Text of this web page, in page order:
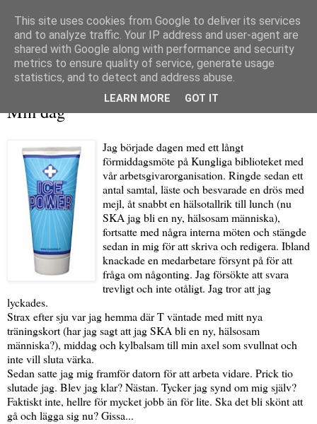
Min dag
Jag började dagen med ett långt
förmiddagsmöte på Kungliga biblioteket med
vår arbetsgivarorganisation. Ringde sedan ett
antal samtal, läste och besvarade en drös med
mejl, åt snabbt en hälsotallrik till lunch (nu
SKA jag bli en ny, hälsosam människa),
fortsatte med några interna möten och stängde
sedan in mig för att skriva och redigera. Ibland
knackade en medarbetare försynt på för att
fråga om någonting. Jag försökte att svara
trevligt och inte otåligt. Jag tror att jag
lyckades.
Strax efter sju var jag hemma där T väntade med mitt nya
träningskort (har jag sagt att jag SKA bli en ny, hälsosam
människa?), middag och kylbalsam till min axel som svullnat och
inte vill sluta värka.
Sedan satte jag mig framför datorn för att arbeta vidare. Prick tio
slutade jag. Blev jag klar? Nästan. Tycker jag synd om mig själv?
Faktiskt inte, hellre för mycket jobb än för lite. Ska det bli skönt att
gå och lägga sig nu? Gissa...
This site uses cookies from Google to deliver its services
and to analyze traffic. Your IP address and user-agent are
shared with Google along with performance and security
metrics to ensure quality of service, generate usage
statistics, and to detect and address abuse.
LEARN MORE GOT IT